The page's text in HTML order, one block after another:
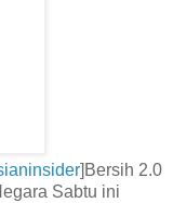
]Bersih 2.0
Sabtu ini